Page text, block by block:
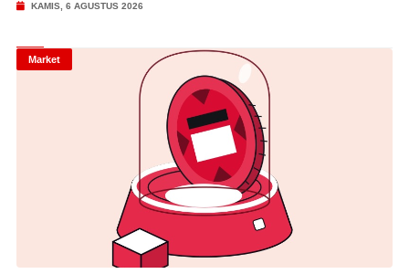
KAMIS, 6 AGUSTUS 2026
Market